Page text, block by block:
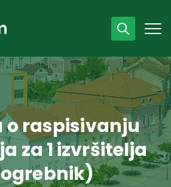
vrijeme
o raspisivanju
za 1 izvršitelja